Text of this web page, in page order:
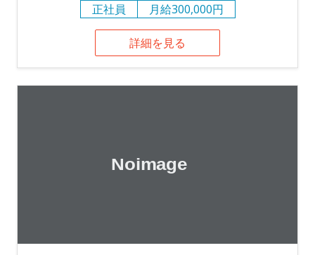
正社員
月給300,000円
詳細を見る